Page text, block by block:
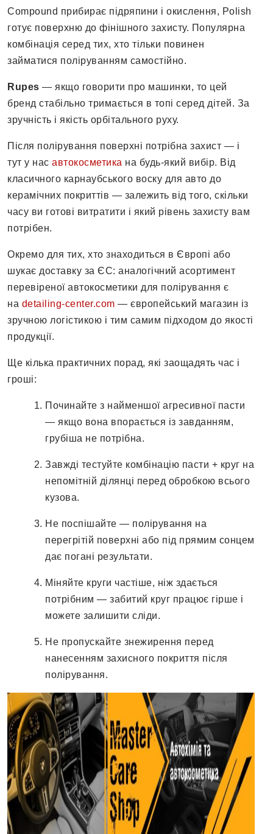
Compound прибирає підряпини і окислення, Polish
готує поверхню до фінішного захисту. Популярна
комбінація серед тих, хто тільки повинен
займатися поліруванням самостійно.
Rupes — якщо говорити про машинки, то цей
бренд стабільно тримається в топі серед дітей. За
зручність і якість орбітального руху.
Після полірування поверхні потрібна захист — і
тут у нас автокосметика на будь-який вибір. Від
класичного карнаубського воску для авто до
керамічних покриттів — залежить від того, скільки
часу ви готові витратити і який рівень захисту вам
потрібен.
Окремо для тих, хто знаходиться в Європі або
шукає доставку за ЄС: аналогічний асортимент
перевіреної автокосметики для полірування є
на detailing-center.com — європейський магазин із
зручною логістикою і тим самим підходом до якості
продукції.
Ще кілька практичних порад, які заощадять час і
гроші:
Починайте з найменшої агресивної пасти
— якщо вона впорається із завданням,
грубіша не потрібна.
Завжді тестуйте комбінацію пасти + круг на
непомітній ділянці перед обробкою всього
кузова.
Не поспішайте — полірування на
перегрітій поверхні або під прямим сонцем
дає погані результати.
Міняйте круги частіше, ніж здається
потрібним — забитий круг працює гірше і
можете залишити сліди.
Не пропускайте знежирення перед
нанесенням захисного покриття після
полірування.